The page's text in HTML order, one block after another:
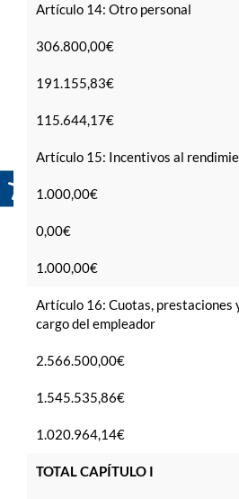
Artículo 14: Otro personal
306.800,00€
191.155,83€
115.644,17€
Artículo 15: Incentivos al
1.000,00€
0,00€
1.000,00€
Artículo 16: Cuotas, prestaciones
cargo del empleador
2.566.500,00€
1.545.535,86€
1.020.964,14€
TOTAL CAPÍTULO I